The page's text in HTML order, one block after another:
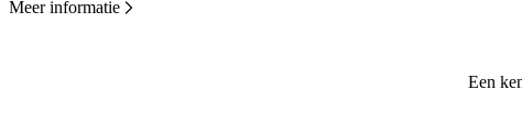
Meer informatie
Een